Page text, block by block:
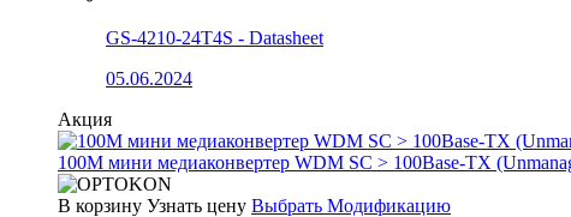
GS-4210-24T4S - Datasheet
05.06.2024
Акция
100М мини медиаконвертер WDM SC > 100Base-TX
В корзину Узнать цену Выбрать Модификацию